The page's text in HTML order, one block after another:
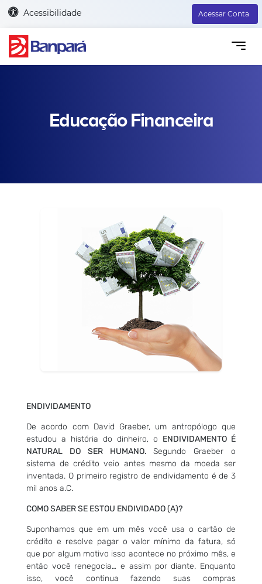
Acessibilidade Acessar Conta
Educação Financeira
ENDIVIDAMENTO
De acordo com David Graeber, um antropólogo que
estudou a história do dinheiro, o ENDIVIDAMENTO É
NATURAL DO SER HUMANO.Segundo Graeber o
sistema de crédito veio antes mesmo da moeda ser
inventada. O primeiro registro de endividamento é de 3
mil anos a.C.
COMO SABER SE ESTOU ENDIVIDADO (A)?
Suponhamos que em um mês você usa o cartão de
crédito e resolve pagar o valor mínimo da fatura, só
que por algum motivo isso acontece no próximo mês, e
então você renegocia… e assim por diante. Enquanto
isso, você continua fazendo suas compras